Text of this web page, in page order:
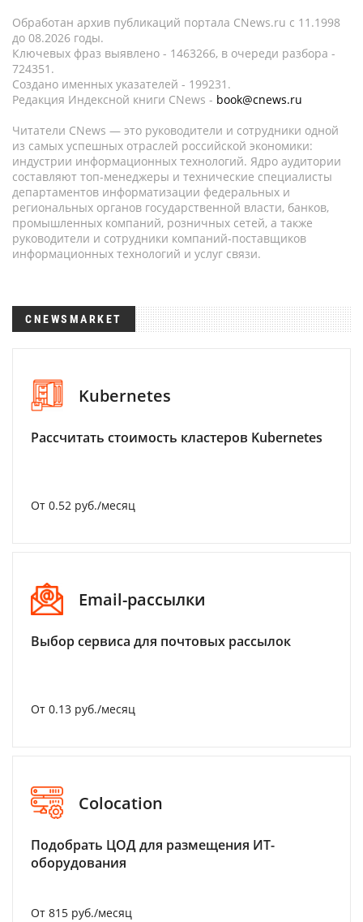
Обработан архив публикаций портала CNews.ru c 11.1998
до 08.2026 годы.
Ключевых фраз выявлено - 1463266, в очереди разбора -
724351.
Создано именных указателей - 199231.
Редакция Индексной книги CNews - book@cnews.ru
Читатели CNews — это руководители и сотрудники одной
из самых успешных отраслей российской экономики:
индустрии информационных технологий. Ядро аудитории
составляют топ-менеджеры и технические специалисты
департаментов информатизации федеральных и
региональных органов государственной власти, банков,
промышленных компаний, розничных сетей, а также
руководители и сотрудники компаний-поставщиков
информационных технологий и услуг связи.
CNEWSMARKET
Kubernetes
Рассчитать стоимость кластеров Kubernetes
От 0.52 руб./месяц
Email-рассылки
Выбор сервиса для почтовых рассылок
От 0.13 руб./месяц
Colocation
Подобрать ЦОД для размещения ИТ-
оборудования
От 815 руб./месяц